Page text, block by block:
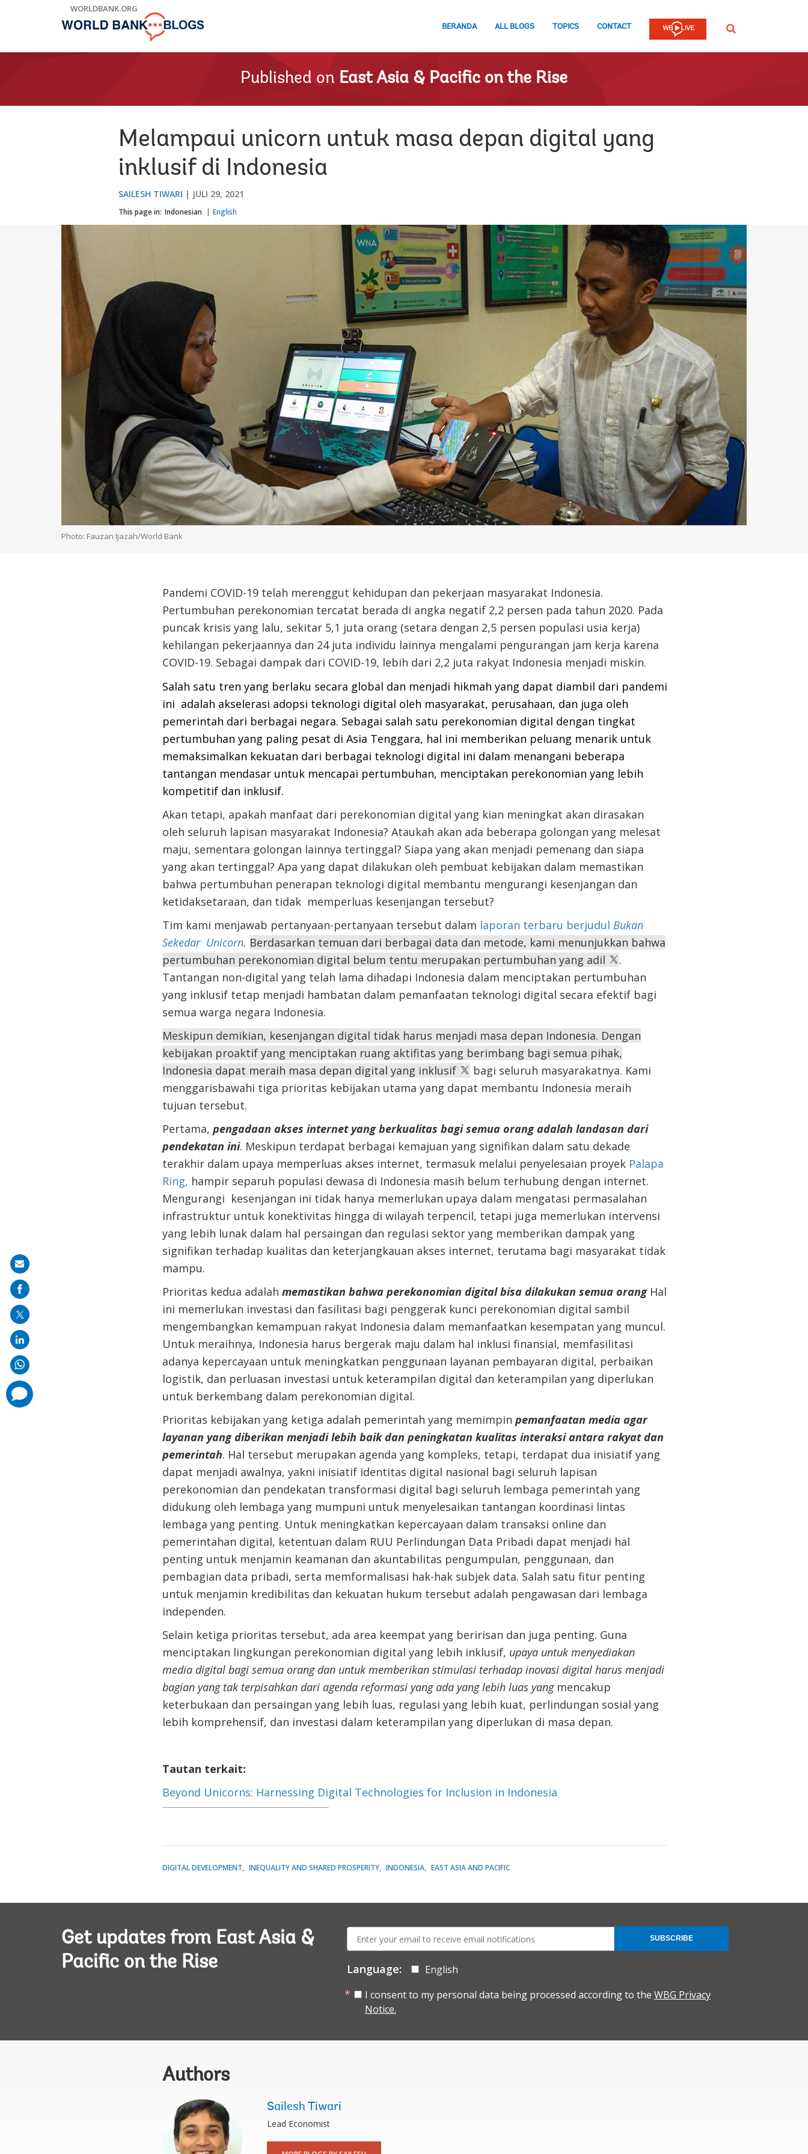
WORLDBANK.ORG
BERANDA ALL BLOGS TOPICS CONTACT SEARCH
Published on East Asia & Pacific on the Rise
Melampaui unicorn untuk masa depan digital yang
inklusif di Indonesia
SAILESH TIWARI JULI 29, 2021
This page in: Indonesian English
Photo: Fauzan Ijazah/World Bank
Pandemi COVID-19 telah merenggut kehidupan dan pekerjaan masyarakat Indonesia.
Pertumbuhan perekonomian tercatat berada di angka negatif 2,2 persen pada tahun 2020. Pada
puncak krisis yang lalu, sekitar 5,1 juta orang (setara dengan 2,5 persen populasi usia kerja)
kehilangan pekerjaannya dan 24 juta individu lainnya mengalami pengurangan jam kerja karena
COVID-19. Sebagai dampak dari COVID-19, lebih dari 2,2 juta rakyat Indonesia menjadi miskin.
Salah satu tren yang berlaku secara global dan menjadi hikmah yang dapat diambil dari pandemi
ini adalah akselerasi adopsi teknologi digital oleh masyarakat, perusahaan, dan juga oleh
pemerintah dari berbagai negara. Sebagai salah satu perekonomian digital dengan tingkat
pertumbuhan yang paling pesat di Asia Tenggara, hal ini memberikan peluang menarik untuk
memaksimalkan kekuatan dari berbagai teknologi digital ini dalam menangani beberapa
tantangan mendasar untuk mencapai pertumbuhan, menciptakan perekonomian yang lebih
kompetitif dan inklusif.
Akan tetapi, apakah manfaat dari perekonomian digital yang kian meningkat akan dirasakan
oleh seluruh lapisan masyarakat Indonesia? Ataukah akan ada beberapa golongan yang melesat
maju, sementara golongan lainnya tertinggal? Siapa yang akan menjadi pemenang dan siapa
yang akan tertinggal? Apa yang dapat dilakukan oleh pembuat kebijakan dalam memastikan
bahwa pertumbuhan penerapan teknologi digital membantu mengurangi kesenjangan dan
ketidaksetaraan, dan tidak memperluas kesenjangan tersebut?
Tim kami menjawab pertanyaan-pertanyaan tersebut dalam laporan terbaru berjudul Bukan
Sekedar Unicorn. Berdasarkan temuan dari berbagai data dan metode, kami menunjukkan bahwa
pertumbuhan perekonomian digital belum tentu merupakan pertumbuhan yang adil
.
Tantangan non-digital yang telah lama dihadapi Indonesia dalam menciptakan pertumbuhan
yang inklusif tetap menjadi hambatan dalam pemanfaatan teknologi digital secara efektif bagi
semua warga negara Indonesia.
Meskipun demikian, kesenjangan digital tidak harus menjadi masa depan Indonesia. Dengan
kebijakan proaktif yang menciptakan ruang aktifitas yang berimbang bagi semua pihak,
Indonesia dapat meraih masa depan digital yang inklusif
bagi seluruh masyarakatnya. Kami
menggarisbawahi tiga prioritas kebijakan utama yang dapat membantu Indonesia meraih
tujuan tersebut.
Pertama, pengadaan akses internet yangberkualitas bagi semua orang adalah landasan dari
pendekatan ini. Meskipun terdapat berbagai kemajuan yang signifikan dalam satu dekade
terakhir dalam upaya memperluas akses internet, termasuk melalui penyelesaian proyek Palapa
Ring, hampir separuh populasi dewasa di Indonesia masih belum terhubung dengan internet.
Mengurangi kesenjangan ini tidak hanya memerlukan upaya dalam mengatasi permasalahan
infrastrukturuntuk konektivitas hingga di wilayah terpencil, tetapi juga memerlukan intervensi
yang lebih lunak dalam hal persaingan dan regulasi sektor yang memberikan dampak yang
signifikan terhadap kualitas dan keterjangkauan akses internet, terutama bagi masyarakat tidak
mampu.
Prioritas kedua adalah memastikan bahwa perekonomian digital bisa dilakukan semua orangHal
ini memerlukan investasi dan fasilitasi bagi penggerak kunci perekonomian digital sambil
mengembangkan kemampuan rakyat Indonesia dalam memanfaatkan kesempatan yang muncul.
Untuk meraihnya, Indonesia harus bergerak maju dalam hal inklusi finansial, memfasilitasi
adanya kepercayaan untuk meningkatkan penggunaan layanan pembayaran digital, perbaikan
logistik, dan perluasan investasi untuk keterampilan digital dan keterampilan yang diperlukan
untuk berkembang dalam perekonomian digital.
Prioritas kebijakan yang ketiga adalah pemerintah yang memimpin pemanfaatan media agar
layanan yang diberikan menjadi lebih baik dan peningkatan kualitas interaksi antara rakyat dan
pemerintah. Hal tersebut merupakan agenda yang kompleks, tetapi, terdapat dua inisiatif yang
dapat menjadi awalnya, yakni inisiatif identitas digital nasional bagi seluruh lapisan
perekonomian dan pendekatan transformasi digital bagi seluruh lembaga pemerintah yang
didukung oleh lembaga yang mumpuni untuk menyelesaikan tantangan koordinasi lintas
lembaga yang penting. Untuk meningkatkan kepercayaan dalam transaksi online dan
pemerintahan digital, ketentuan dalam RUU Perlindungan Data Pribadi dapat menjadi hal
penting untuk menjamin keamanan dan akuntabilitas pengumpulan, penggunaan, dan
pembagian data pribadi, serta memformalisasi hak-hak subjek data. Salah satu fitur penting
untuk menjamin kredibilitas dan kekuatan hukum tersebut adalah pengawasan dari lembaga
independen.
Selain ketiga prioritas tersebut, ada area keempat yang beririsan dan juga penting. Guna
menciptakan lingkungan perekonomian digital yang lebih inklusif, upaya untuk menyediakan
media digital bagi semua orang dan untuk memberikan stimulasi terhadap inovasi digital harus menjadi
bagian yang tak terpisahkan dari agenda reformasi yang ada yang lebih luas yang mencakup
keterbukaan dan persaingan yang lebih luas, regulasi yang lebih kuat, perlindungan sosial yang
lebih komprehensif, dan investasi dalam keterampilan yang diperlukan di masa depan.
Tautan terkait:
Beyond Unicorns: Harnessing Digital Technologies for Inclusion in Indonesia
DIGITAL DEVELOPMENT INEQUALITY AND SHARED PROSPERITY INDONESIA EAST ASIA AND PACIFIC
Get updates from East Asia &
Pacific on the Rise
mail:
Language:
English
I consent to my personal data being processed according to the WBG Privacy
Notice.
SUBSCRIBE
Authors
Sailesh Tiwari
Lead Economist
Share
on
mail
comments
added